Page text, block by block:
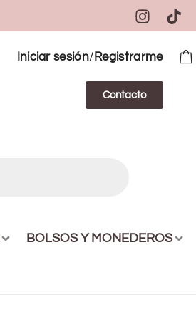
Iniciar sesión/ Registrarme
Contacto
BOLSOS Y MONEDEROS